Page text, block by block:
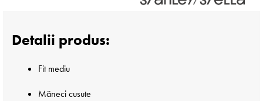
Detalii produs:
Fit mediu
Măneci cusute